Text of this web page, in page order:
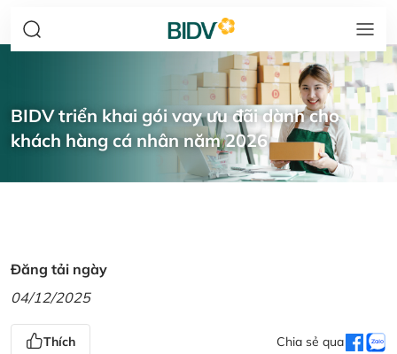
BIDV triển khai gói vay ưu đãi dành cho
khách hàng cá nhân năm 2026
Đăng tải ngày
04/12/2025
Thích Chia sẻ qua